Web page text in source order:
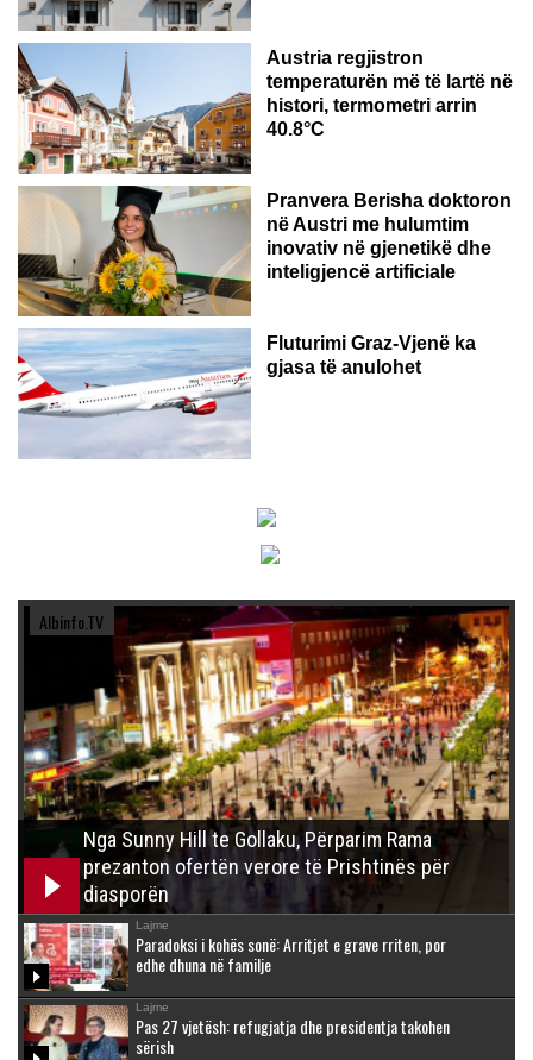
Austria regjistron
temperaturën më të lartë në
histori, termometri arrin
40.8°C
AUSTRI
Pranvera Berisha doktoron
në Austri me hulumtim
inovativ në gjenetikë dhe
inteligjencë artificiale
Fluturimi Graz-Vjenë ka
gjasa të anulohet
Albinfo.TV
Nga Sunny Hill te Gollaku, Përparim Rama
prezanton ofertën verore të Prishtinës për
diasporën
Lajme
Paradoksi i kohës sonë: Arritjet e grave rriten, por
edhe dhuna në familje
Lajme
Pas 27 vjetësh: refugjatja dhe presidentja takohen
sërish